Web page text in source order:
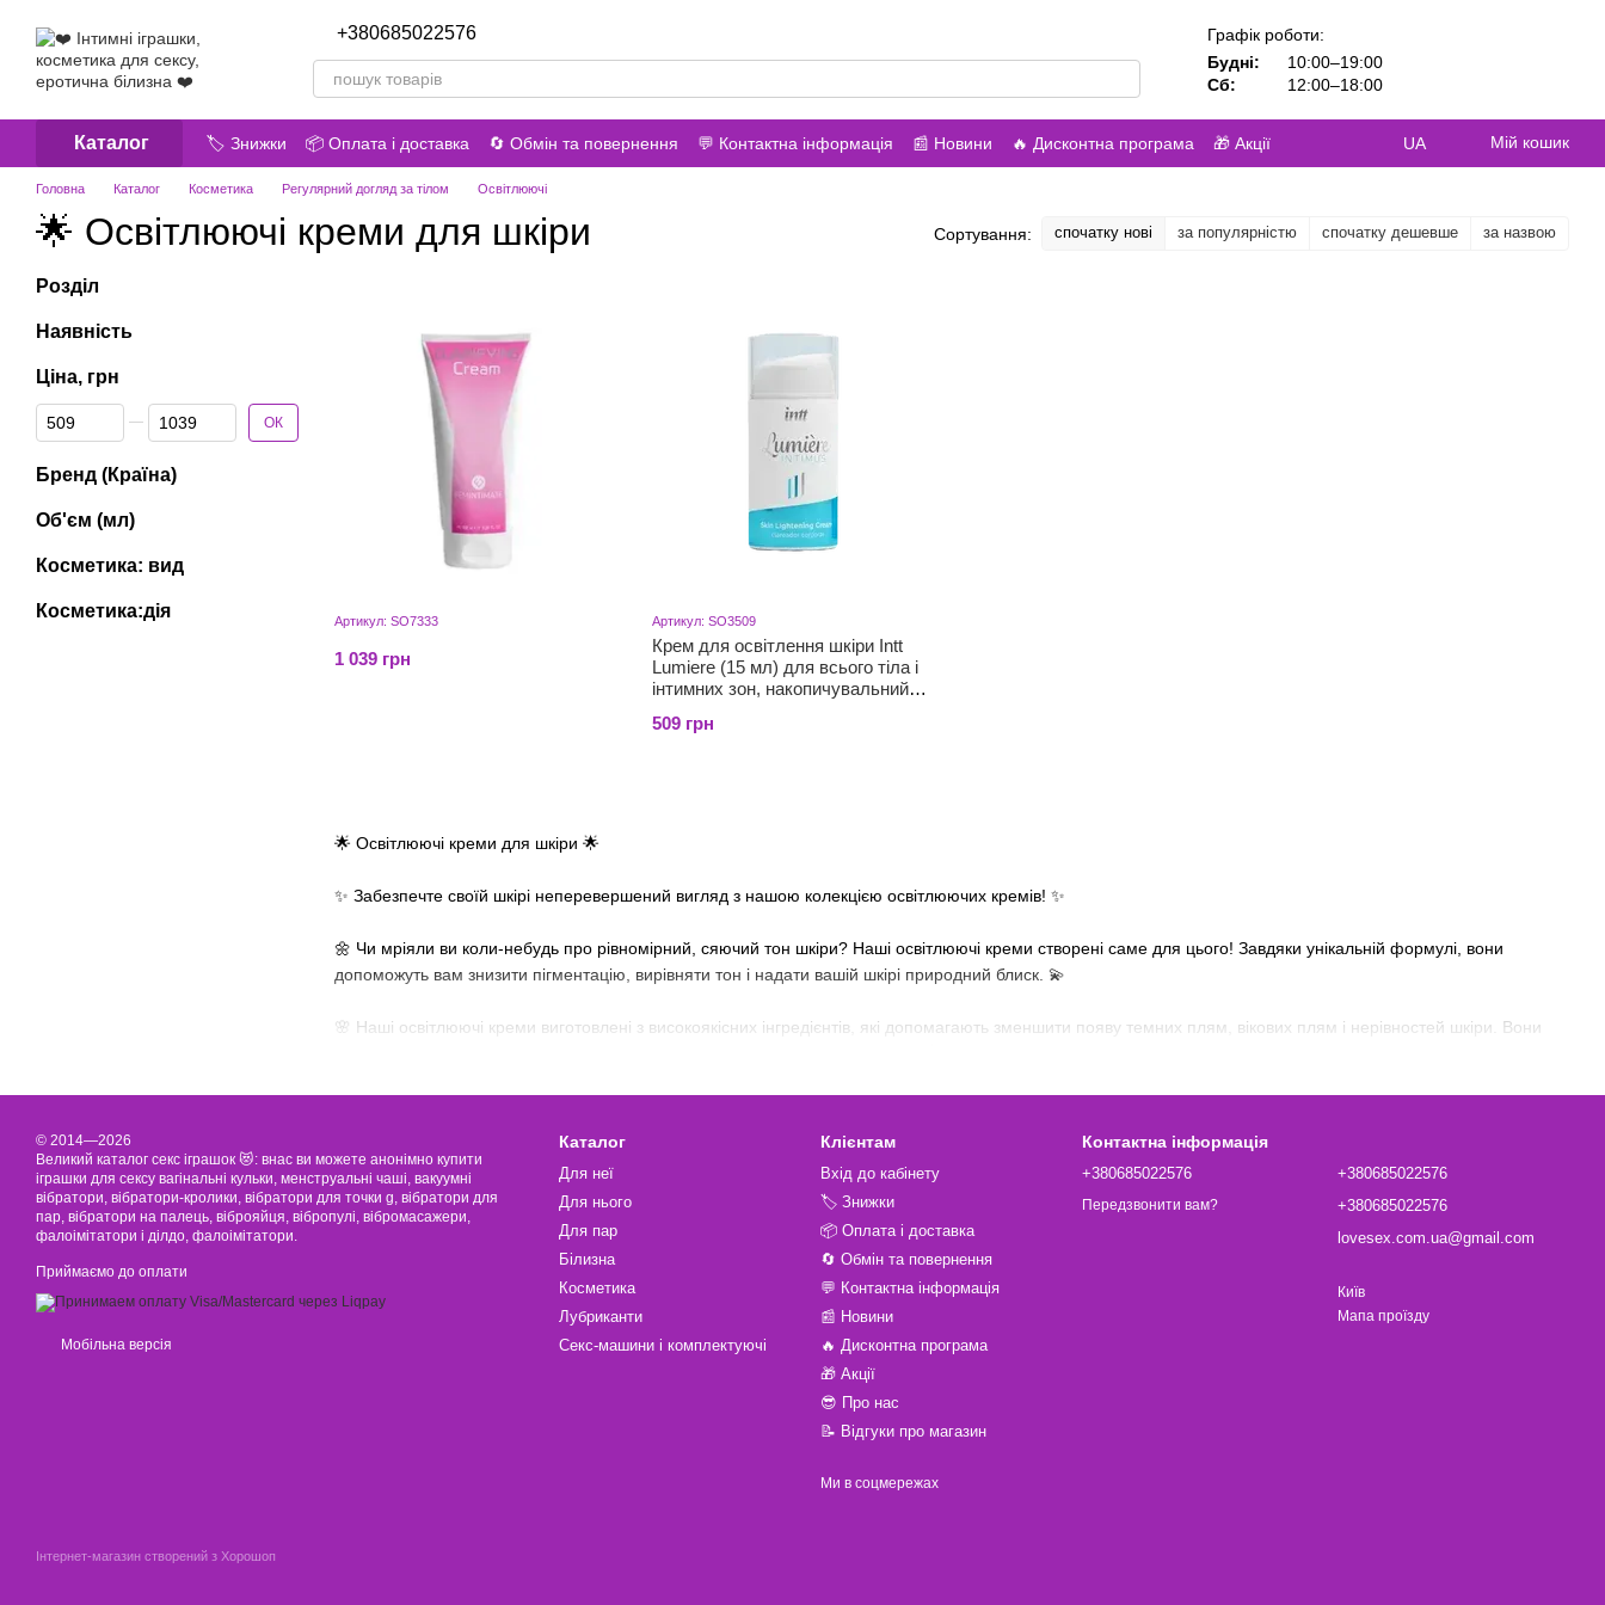
+380685022576
Графік роботи:
Будні:
10:00–19:00
Сб:
12:00–18:00
Каталог 🏷️ Знижки 📦 Оплата і доставка 🔄 Обмін та повернення 💬 Контактна інформація 📰 Новини 🔥 Дисконтна програма
🎁 Акції
😎 Про нас
📝 Відгуки про магазин
UA Мій кошик
Головна Каталог Косметика Регулярний догляд за тілом Освітлюючі
🌟 Освітлюючі креми для шкіри Сортування: спочатку нові за популярністю спочатку дешевше за назвою
🌟 Освітлюючі креми для шкіри 🌟
✨ Забезпечте своїй шкірі неперевершений вигляд з нашою колекцією освітлюючих кремів! ✨
🌼 Чи мріяли ви коли-небудь про рівномірний, сяючий тон шкіри? Наші освітлюючі креми створені саме для цього! Завдяки унікальній формулі, вони
допоможуть вам знизити пігментацію, вирівняти тон і надати вашій шкірі природний блиск. 💫
🌸 Наші освітлюючі креми виготовлені з високоякісних інгредієнтів, які допомагають зменшити появу темних плям, вікових плям і нерівностей шкіри. Вони
насолоджуватися комфортом і ефективністю цих кремів протягом усього дня. 💆‍♀️
Артикул: SO7333
1 039 грн
Артикул: SO3509
Крем для освітлення шкіри Intt
Lumiere (15 мл) для всього тіла і
інтимних зон, накопичувальний
509 грн
Розділ
Наявність
Ціна, грн
Від Ціна, грн
До Ціна, грн ОК
Бренд (Країна)
Об'єм (мл)
Косметика: вид
Косметика:дія
© 2014—2026
Великий каталог секс іграшок 😻: внас ви можете анонімно купити
іграшки для сексу вагінальні кульки, менструальні чаші, вакуумні
вібратори, вібратори-кролики, вібратори для точки g, вібратори для
пар, вібратори на палець, віброяйця, вібропулі, вібромасажери,
фалоімітатори і ділдо, фалоімітатори.
Приймаємо до оплати
Мобільна версія
Інтернет-магазин створений з Хорошоп
Каталог
Для неї
Для нього
Для пар
Білизна
Косметика
Лубриканти
Секс-машини і комплектуючі
Клієнтам
Вхід до кабінету
🏷️ Знижки
📦 Оплата і доставка
🔄 Обмін та повернення
💬 Контактна інформація
📰 Новини
🔥 Дисконтна програма
🎁 Акції
😎 Про нас
📝 Відгуки про магазин
Ми в соцмережах
Контактна інформація
+380685022576
Передзвонити вам?
+380685022576
+380685022576
lovesex.com.ua@gmail.com
Київ
Мапа проїзду